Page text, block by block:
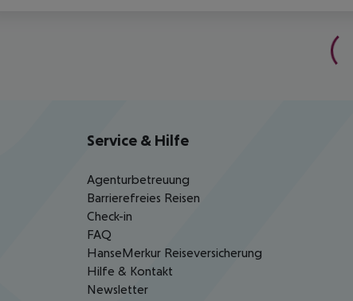
Service & Hilfe
Agenturbetreuung
Barrierefreies Reisen
Check-in
FAQ
HanseMerkur Reiseversicherung
Hilfe & Kontakt
Newsletter